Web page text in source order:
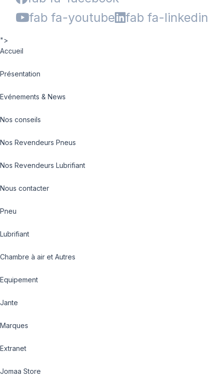
fab fa-youtube
fab fa-linkedin
">
Accueil
Présentation
Evénements & News
Nos conseils
Nos Revendeurs Pneus
Nos Revendeurs Lubrifiant
Nous contacter
Pneu
Lubrifiant
Chambre à air et Autres
Equipement
Jante
Marques
Extranet
Jomaa Store